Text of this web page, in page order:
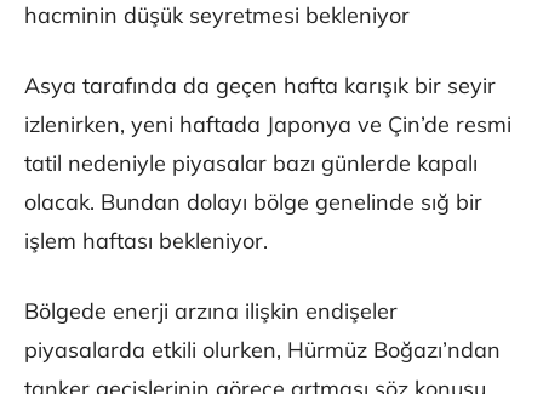
hacminin düşük seyretmesi bekleniyor
Asya tarafında da geçen hafta karışık bir seyir
izlenirken, yeni haftada Japonya ve Çin’de resmi
tatil nedeniyle piyasalar bazı günlerde kapalı
olacak. Bundan dolayı bölge genelinde sığ bir
işlem haftası bekleniyor.
Bölgede enerji arzına ilişkin endişeler
piyasalarda etkili olurken, Hürmüz Boğazı’ndan